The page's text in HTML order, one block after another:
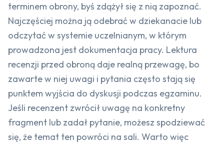
terminem obrony, byś zdążył się z nią zapoznać.
Najczęściej można ją odebrać w dziekanacie lub
odczytać w systemie uczelnianym, w którym
prowadzona jest dokumentacja pracy. Lektura
recenzji przed obroną daje realną przewagę, bo
zawarte w niej uwagi i pytania często stają się
punktem wyjścia do dyskusji podczas egzaminu.
Jeśli recenzent zwrócił uwagę na konkretny
fragment lub zadał pytanie, możesz spodziewać
się, że temat ten powróci na sali. Warto więc